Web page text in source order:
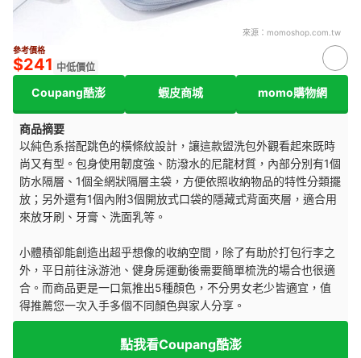
來源： momoshop.com.tw
參考價格
$241 中低價位
Coupang酷澎 蝦皮商城 momo購物網
商品摘要
以純色系搭配跳色的橫條紋設計，讓這款盥洗包外觀看起來既時
尚又有型。包身使用韌度強、防潑水的尼龍材質，內部分別有1個
防水隔層、1個全網狀隔層主袋，方便依照收納物品的特性分類擺
放；另外還有1個內附3個開放式口袋的隱藏式背面夾層，適合用
來放牙刷、牙膏、洗面乳等。
小體積卻能創造出超乎想像的收納空間，除了有助於打包行李之
外，平日前往泳游池、健身房運動後需要簡單梳洗的場合也很適
合。而商品更是一口氣推出5種顏色，不分男女老少皆適宜，值
得推薦您一次入手多個不同顏色與家人分享。
點我看Coupang酷澎